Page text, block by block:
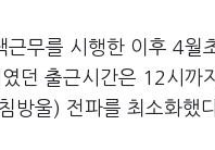
무를 시행한 이후 4
던 출근시간은 12시까
방울) 전파를 최소화했